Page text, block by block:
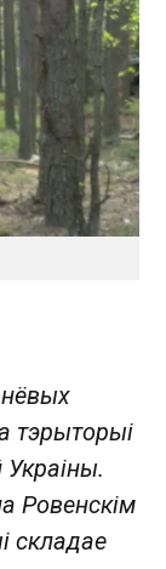
тэрыторыі
Ровенскім
складае